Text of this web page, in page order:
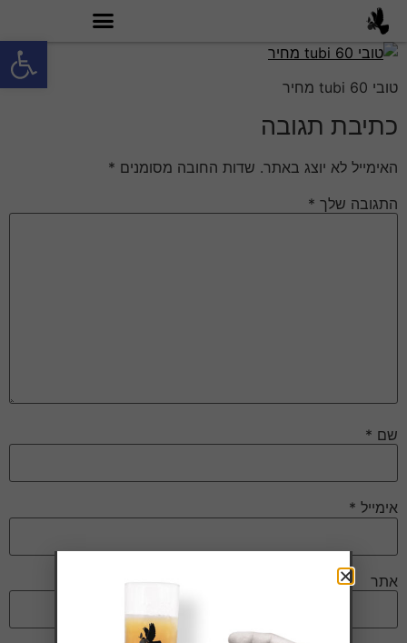
פתח
טובי 60 tubi מחיר
כתיבת תגובה
האימייל לא יוצג באתר. שדות החובה מסומנים *
התגובה שלך *
שם *
אימייל *
אתר